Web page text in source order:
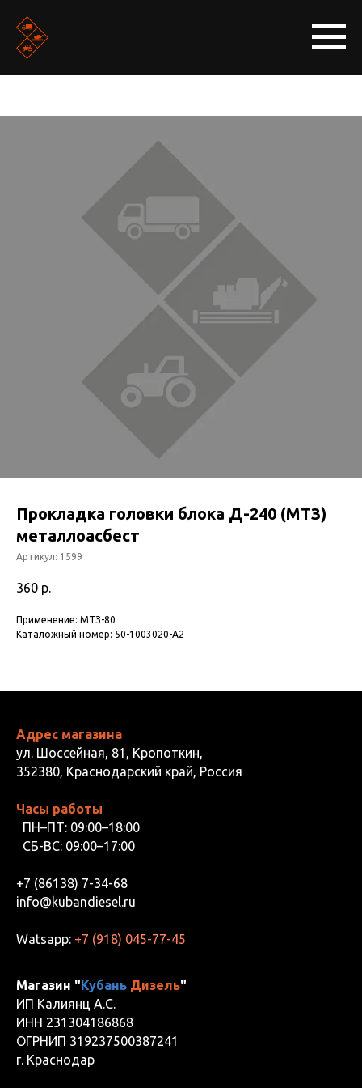
Прокладка головки блока Д-240 (МТЗ)
металлоасбест
Артикул: 1599
360 р.
Применение: МТЗ-80
Каталожный номер: 50-1003020-А2
Адрес магазина
ул. Шоссейная, 81, Кропоткин,
352380, Краснодарский край, Россия
Часы работы
ПН–ПТ: 09:00–18:00
СБ-ВС: 09:00–17:00
+7 (86138) 7-34-68
info@kubandiesel.ru
Watsapp: +7 (918) 045-77-45
Магазин "Кубань Дизель"
ИП Калиянц А.С.
ИНН 231304186868
ОГРНИП 319237500387241
г. Краснодар